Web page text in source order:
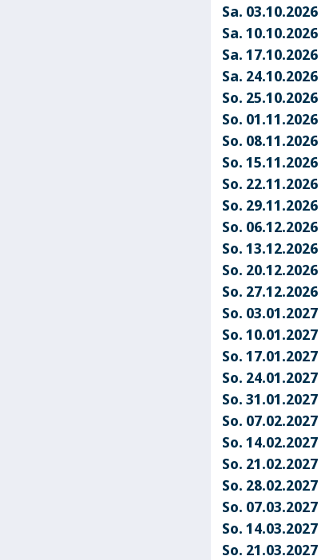
Sa. 03.10.2026
Sa. 10.10.2026
Sa. 17.10.2026
Sa. 24.10.2026
So. 25.10.2026
So. 01.11.2026
So. 08.11.2026
So. 15.11.2026
So. 22.11.2026
So. 29.11.2026
So. 06.12.2026
So. 13.12.2026
So. 20.12.2026
So. 27.12.2026
So. 03.01.2027
So. 10.01.2027
So. 17.01.2027
So. 24.01.2027
So. 31.01.2027
So. 07.02.2027
So. 14.02.2027
So. 21.02.2027
So. 28.02.2027
So. 07.03.2027
So. 14.03.2027
So. 21.03.2027